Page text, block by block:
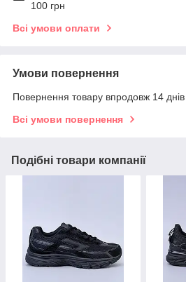
100 грн
Всі умови оплати
Умови повернення
Повернення товару впродовж 14
Всі умови повернення
Подібні товари компанії